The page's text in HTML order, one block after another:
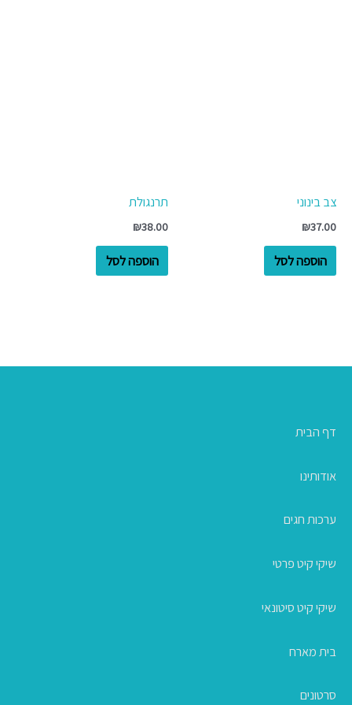
צב בינוני
₪37.00
הוספה לסל
תרנגולת
₪38.00
הוספה לסל
דף הבית
אודותינו
ערכות חגים
שיקי קיט פרטי
שיקי קיט סיטונאי
בית מארח
סרטונים